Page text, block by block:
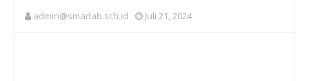
admin@smadab.sch.id Juli 21, 2024